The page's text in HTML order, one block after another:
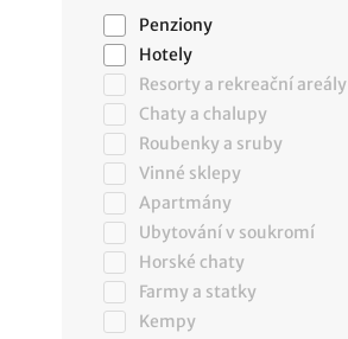
Penziony
Hotely
Resorty a rekreační areály
Chaty a chalupy
Roubenky a sruby
Vinné sklepy
Apartmány
Ubytování v soukromí
Horské chaty
Farmy a statky
Kempy